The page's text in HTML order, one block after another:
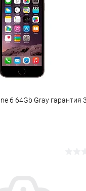
К сравнению
6 64Gb Gray гарантия